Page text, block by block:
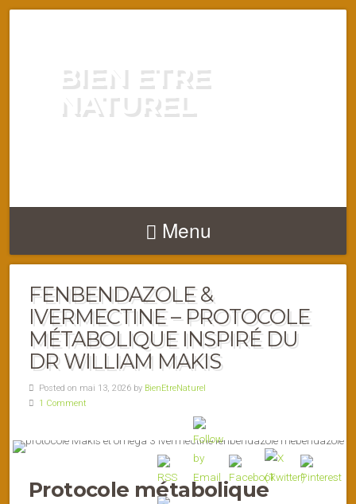
BIEN ETRE
NATUREL
Menu
FENBENDAZOLE &
IVERMECTINE – PROTOCOLE
MÉTABOLIQUE INSPIRÉ DU
DR WILLIAM MAKIS
Posted on mai 13, 2026 by BienEtreNaturel
1 Comment
Protocole métabolique